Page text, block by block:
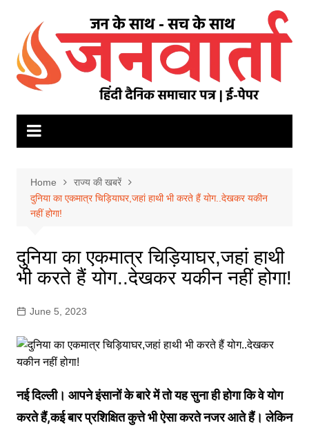
content
Home
राज्य की खबरें
दुनिया का एकमात्र चिड़ियाघर,जहां हाथी भी करते हैं योग..देखकर यकीन
नहीं होगा!
दुनिया का एकमात्र चिड़ियाघर,जहां हाथी
भी करते हैं योग..देखकर यकीन नहीं होगा!
June 5, 2023
नई दिल्ली। आपने इंसानों के बारे में तो यह सुना ही होगा कि वे योग
करते हैं,कई बार प्रशिक्षित कुत्ते भी ऐसा करते नजर आते हैं। लेकिन